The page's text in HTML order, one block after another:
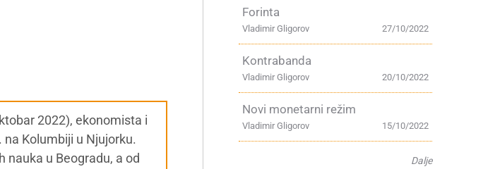
2022), ekonomista i
Kolumbiji u Njujorku.
nauka u Beogradu, a od
Forinta
27/10/2022
Vladimir Gligorov
Kontrabanda
20/10/2022
Vladimir Gligorov
Novi monetarni režim
15/10/2022
Vladimir Gligorov
Dalje